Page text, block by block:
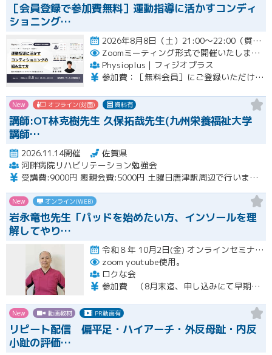
［会員登録で参加費無料］運動指導に活かすコンディ
ショニング…
2026年8月8日（土）21:00〜22:00（質疑応答を含む）開催
Zoomミーティング形式で開催いたします。
Physioplus｜フィジオプラス
参加費：［無料会員］にご登録いただければ無料 ・月額会員：参加無料 ・年額会員：参加無料 ・通常チケット：5,000円（税込）
New オフライン(対面) 資料有
講師:OT林克樹先生 久保拓哉先生(九州栄養福祉大学
講師…
2026.11.14開催
佐賀県
河畔病院リハビリテーション勉強会
受講費:9000円 懇親会費:5000円 土曜日唐津駅周辺で行います。
New オンライン(WEB)
岩永竜也先生「パッドを始めたい方、インソールを理
解してやり…
令和８年 10月2日(金) オンラインセミナー 20:00〜22:00 10月18日(日) 実技セミナー（…開催
zoom youtube使用。
ロクな会
参加費 （8月末迄、申し込みにて早期申し込み割引） オンライン➕実技セミナー（対面式） 15500円 （8月末迄申し込みにて14500円） オンライン➕実技セミナーアーカイブ視聴 11000円 （8月末迄申し込みにて10000円） ※オンラインセミナーは後日、アーカイブ視聴可能です。 ※実技セミナー（対面式）参加者も後日、実技セミナーアーカイブ視聴可能です。
New 動画教材 PR動画有
リピート配信 偏平足・ハイアーチ・外反母趾・内反
小趾の評価…